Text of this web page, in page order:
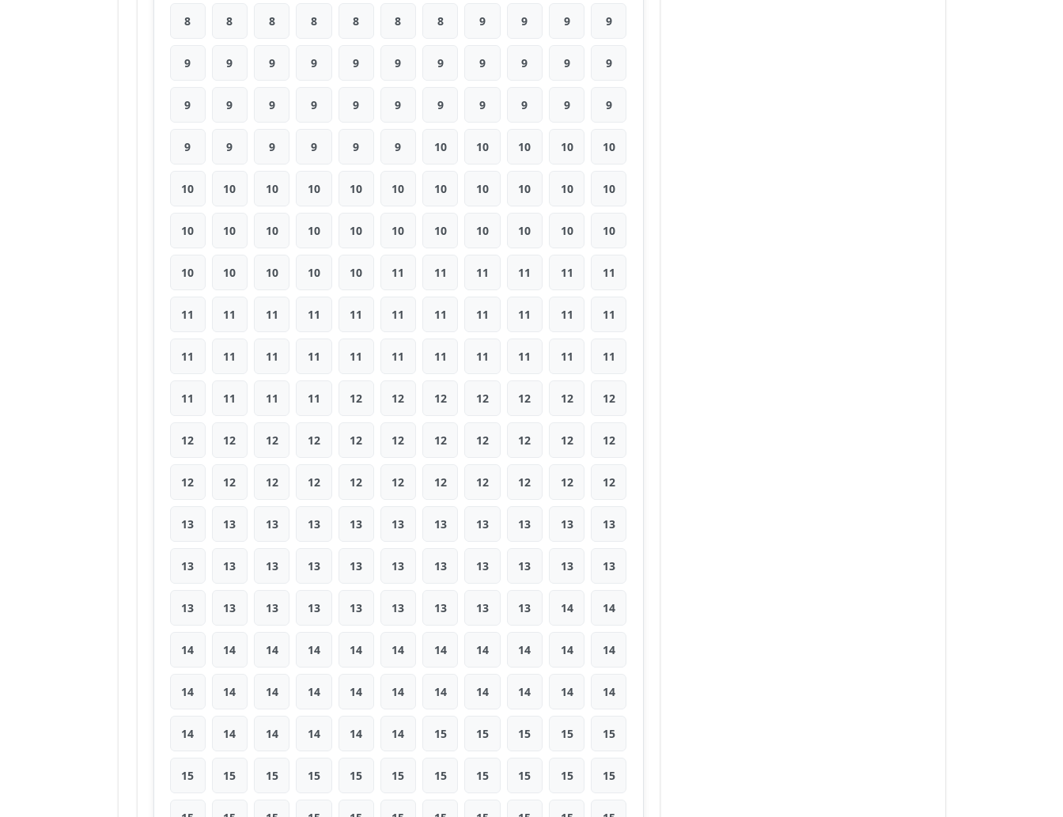
8 8 8 8 8 8 8 9 9 9 9
9 9 9 9 9 9 9 9 9 9 9
9 9 9 9 9 9 9 9 9 9 9
9 9 9 9 9 9 10 10 10 10 10
10 10 10 10 10 10 10 10 10 10 10
10 10 10 10 10 10 10 10 10 10 10
10 10 10 10 10 11 11 11 11 11 11
11 11 11 11 11 11 11 11 11 11 11
11 11 11 11 11 11 11 11 11 11 11
11 11 11 11 12 12 12 12 12 12 12
12 12 12 12 12 12 12 12 12 12 12
12 12 12 12 12 12 12 12 12 12 12
13 13 13 13 13 13 13 13 13 13 13
13 13 13 13 13 13 13 13 13 13 13
13 13 13 13 13 13 13 13 13 14 14
14 14 14 14 14 14 14 14 14 14 14
14 14 14 14 14 14 14 14 14 14 14
14 14 14 14 14 14 15 15 15 15 15
15 15 15 15 15 15 15 15 15 15 15